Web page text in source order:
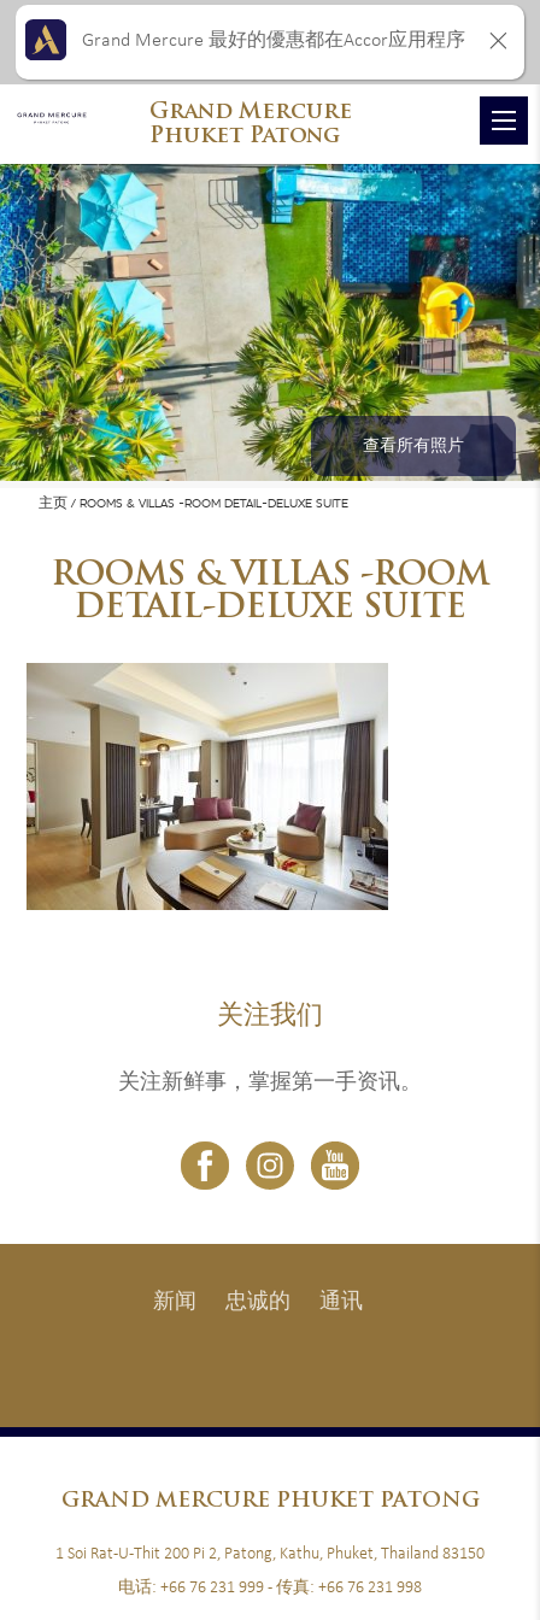
查看所有照片
主页 ROOMS & VILLAS -ROOM DETAIL-DELUXE SUITE
ROOMS & VILLAS -ROOM
DETAIL-DELUXE SUITE
关注我们
关注新鲜事，掌握第一手资讯。
新闻 忠诚的 通讯
GRANDMERCURE PHUKET PATONG
1 Soi Rat-U-Thit 200 Pi 2, Patong, Kathu, Phuket, Thailand 83150
电话: +66 76 231 999 - 传真: +66 76 231 998
Grand Mercure
Phuket Patong
Grand Mercure 最好的優惠都在Accor应用程序